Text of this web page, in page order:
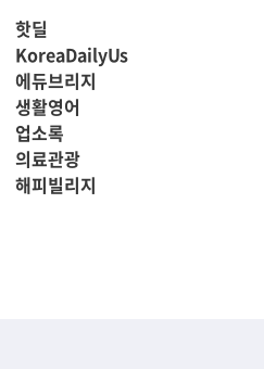
핫딜
KoreaDailyUs
에듀브리지
생활영어
업소록
의료관광
해피빌리지